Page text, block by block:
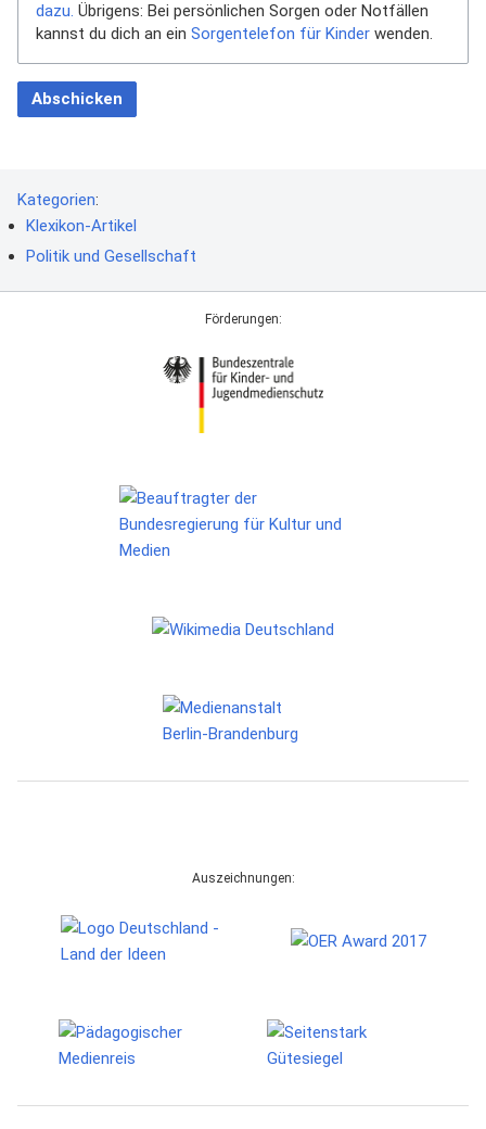
dazu. Übrigens: Bei persönlichen Sorgen oder Notfällen
kannst du dich an ein Sorgentelefon für Kinder wenden.
Abschicken
Kategorien:
Klexikon-Artikel
Politik und Gesellschaft
Förderungen:
Auszeichnungen: